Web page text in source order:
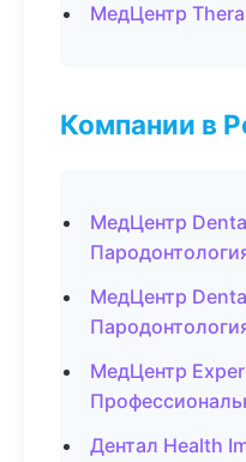
МедЦентр
Компании в
МедЦентр
МедЦентр
МедЦентр
Дентал Health